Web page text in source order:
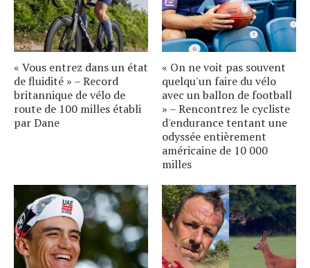
« Vous entrez dans un état
de fluidité » – Record
britannique de vélo de
route de 100 milles établi
par Dane
« On ne voit pas souvent
quelqu'un faire du vélo
avec un ballon de football
» – Rencontrez le cycliste
d'endurance tentant une
odyssée entièrement
américaine de 10 000
milles